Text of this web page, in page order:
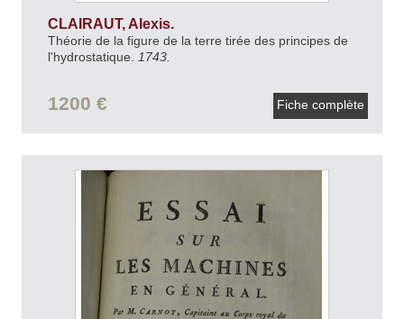
CLAIRAUT, Alexis.
Théorie de la figure de la terre tirée des principes de
l'hydrostatique. 1743.
1200 € Fiche complète